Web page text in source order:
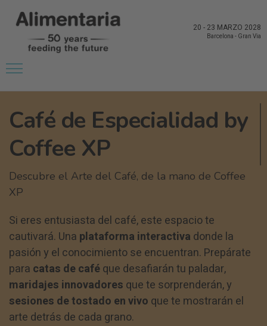
20 - 23 MARZO 2028
Barcelona - Gran Via
Café de Especialidad by
Coffee XP
Descubre el Arte del Café, de la mano de Coffee
XP​
Si eres entusiasta del café, este espacio te
cautivará. Una plataforma interactiva donde la
pasión y el conocimiento se encuentran. Prepárate
para catas de caféque desafiarán tu paladar,
maridajes innovadores que te sorprenderán, y
sesiones de tostado en vivo que te mostrarán el
arte detrás de cada grano.